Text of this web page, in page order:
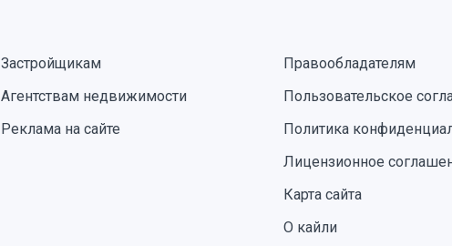
Застройщикам
Агентствам недвижимости
Реклама на сайте
Правообладателям
Пользовательское
Политика
Лицензионное
Карта сайта
О кайли